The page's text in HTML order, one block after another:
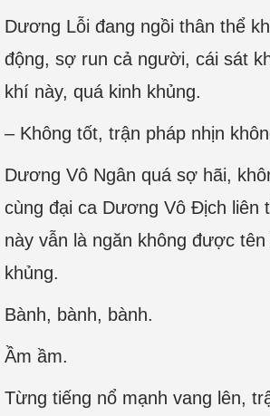
Dương Lỗi đang ngồi thân thể
động, sợ run cả người, cái sát
khí này, quá kinh khủng.
– Không tốt, trận pháp nhịn
Dương Vô Ngân quá sợ hãi,
cùng đại ca Dương Vô Địch liên
này vẫn là ngăn không được tên
khủng.
Bành, bành, bành.
Ầm ầm.
Từng tiếng nổ mạnh vang lên,